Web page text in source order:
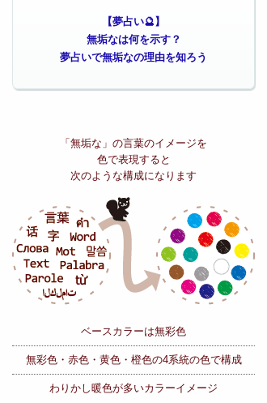
【夢占い🔮】
無垢なは何を示す？
夢占いで無垢なの理由を知ろう
「無垢な」の言葉のイメージを
色で表現すると
次のような構成になります
ベースカラーは無彩色
無彩色・赤色・黄色・橙色の4系統の色で構成
わりかし暖色が多いカラーイメージ